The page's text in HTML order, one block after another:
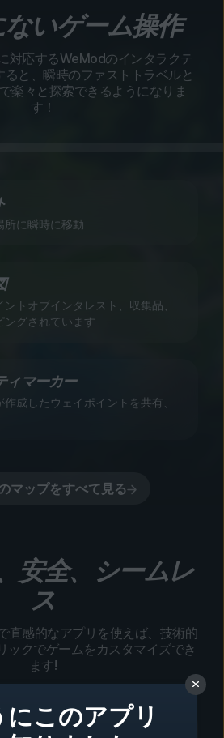
いゲーム操作
対応するWeModのインタラクテ
ると、瞬時のファストトラベルと
楽々と探索できるようになりま
す！
所に瞬時に移動
トオブインタレスト、収集品、
ングされています
ィマーカー
成したウェイポイントを共有、
マップをすべて見る
安全、シームレ
ス
直感的なアプリを使えば、技術的
ックでゲームをカスタマイズでき
ます!
にこのアプリ